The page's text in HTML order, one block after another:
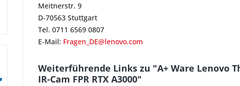
Meitnerstr. 9
D-70563 Stuttgart
Tel. 0711 6569 0807
E-Mail: Fragen_DE@lenovo.com
Weiterführende Links zu "A+ Ware Lenovo
IR-Cam FPR RTX A3000"